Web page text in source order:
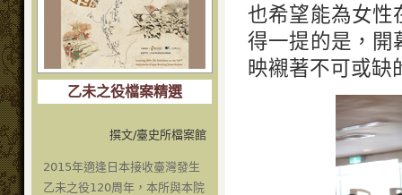
乙未之役檔案精選
撰文/臺史所檔案館
2015年適逢日本接收臺灣發生
乙未之役120周年，本所與本院
也希望能為女性
得一提的是，開
映襯著不可或缺